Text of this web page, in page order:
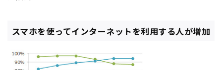
スマホを使ってインターネットを利用する人が増加